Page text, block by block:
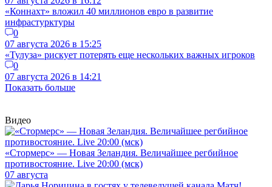
«Коннахт» вложил 40 миллионов евро в развитие
инфрастурктуры
0
07 августа 2026 в 15:25
«Тулуза» рискует потерять еще нескольких важных игроков
0
07 августа 2026 в 14:21
Показать больше
Видео
«Стормерс» — Новая Зеландия. Величайшее регбийное
противостояние. Live 20:00 (мск)
07 августа